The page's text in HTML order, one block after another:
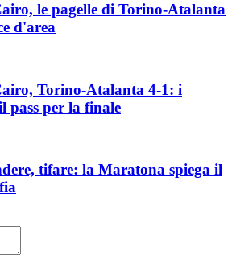
le pagelle di Torino-Atalanta
d'area
Torino-Atalanta 4-1: i
pass per la finale
tifare: la Maratona spiega il